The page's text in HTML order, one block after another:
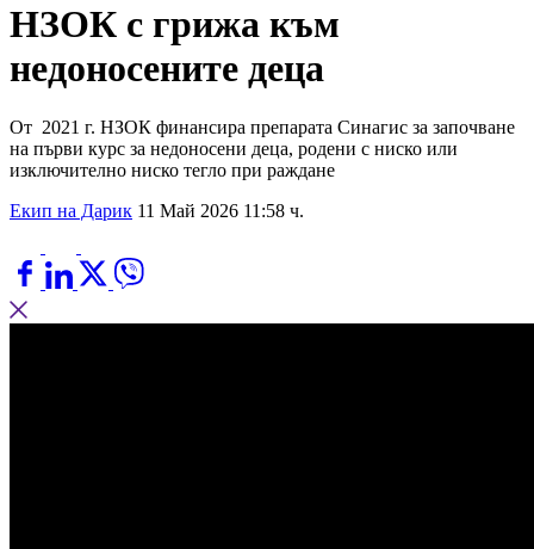
НЗОК с грижа към
недоносените деца
От 2021 г. НЗОК финансира препарата Синагис за започване
на първи курс за недоносени деца, родени с ниско или
изключително ниско тегло при раждане
Екип на Дарик 11 Май 2026 11:58 ч.